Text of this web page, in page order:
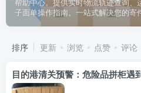
帮助中心。提供实时物流轨迹查询
子面单操作指南。一站式解决您的寄
排序 更新 浏览 点赞 评论